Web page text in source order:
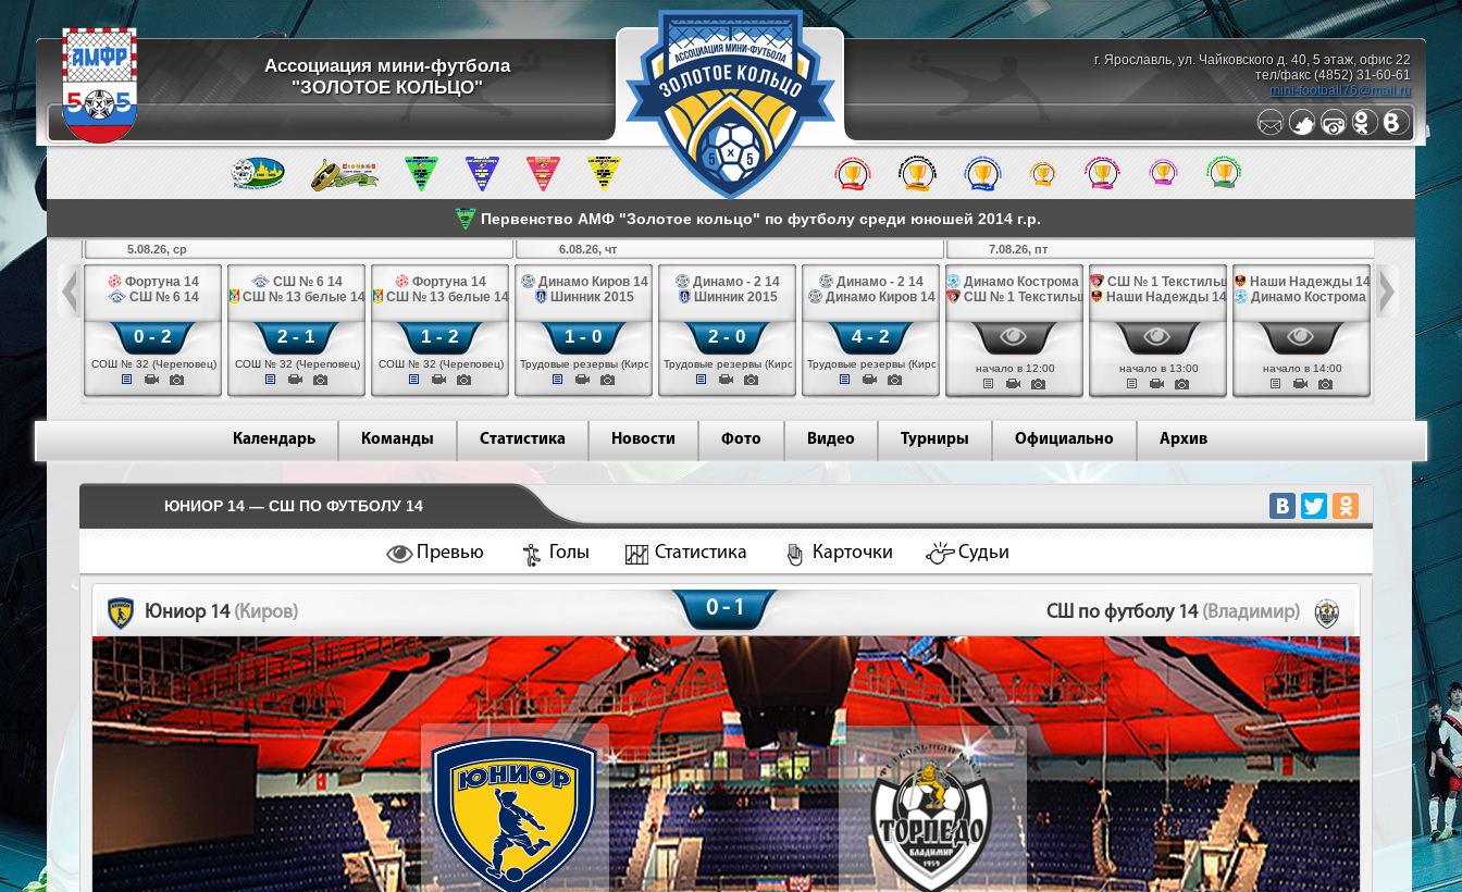
Ассоциация мини-футбола
"ЗОЛОТОЕ КОЛЬЦО"
г. Ярославль, ул. Чайковского д. 40, 5 этаж, офис 22
тел/факс (4852) 31-60-61
mini-football76@mail.ru
Первенство АМФ "Золотое кольцо" по футболу среди юношей 2014 г.р.
14
5.08.26, ср
Фортуна 14
СШ № 6 14
0 - 2
СОШ № 32 (Череповец)
СШ № 6 14
СШ № 13 белые 14
2 - 1
СОШ № 32 (Череповец)
Фортуна 14
СШ № 13 белые 14
1 - 2
СОШ № 32 (Череповец)
6.08.26, чт
Динамо Киров 14
Шинник 2015
1 - 0
Трудовые резервы (Киров)
Динамо - 2 14
Шинник 2015
2 - 0
Трудовые резервы (Киров)
Динамо - 2 14
Динамо Киров 14
4 - 2
Трудовые резервы (Киров)
7.08.26, пт
Динамо Кострома 14
СШ № 1 Текстильщик 14
начало в 12:00
СШ № 1 Текстильщик 14
Наши Надежды 14
начало в 13:00
Наши Надежды 14
Динамо Кострома 14
начало в 14:00
СШ им.
Календарь Команды Статистика Новости Фото Видео Турниры Официально Архив
ЮНИОР 14 — СШ ПО ФУТБОЛУ 14
Превью Голы Статистика Карточки Судьи
Юниор 14 (Киров) 0 - 1 СШ по футболу 14 (Владимир)